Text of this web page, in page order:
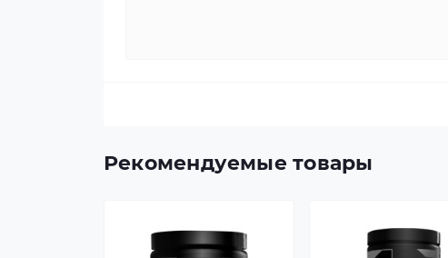
Рекомендуемые товары